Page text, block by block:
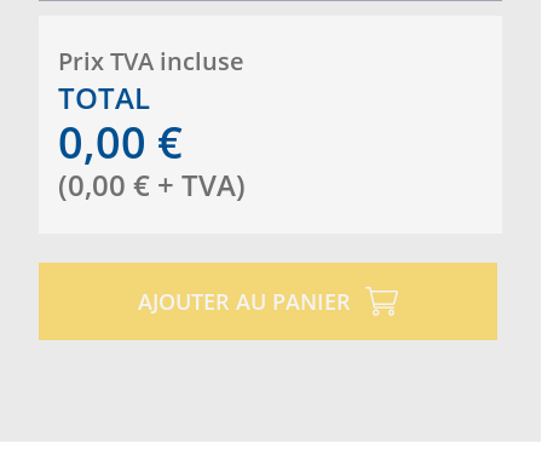
Prix ​​TVA incluse
TOTAL
0,00 €
(0,00 € + TVA)
AJOUTER AU PANIER